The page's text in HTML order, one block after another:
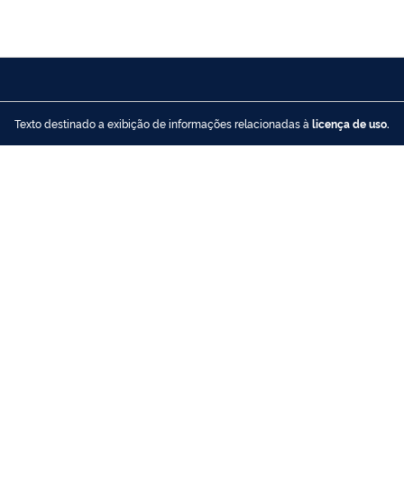
Texto destinado a exibição de informações relacionadas à licença de uso.